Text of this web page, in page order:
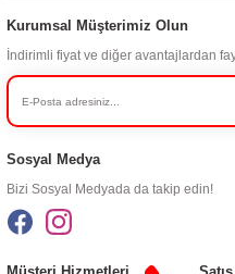
Kurumsal Müşterimiz Olun
İndirimli fiyat ve diğer avantajlardan
Sosyal Medya
Bizi Sosyal Medyada da takip edin!